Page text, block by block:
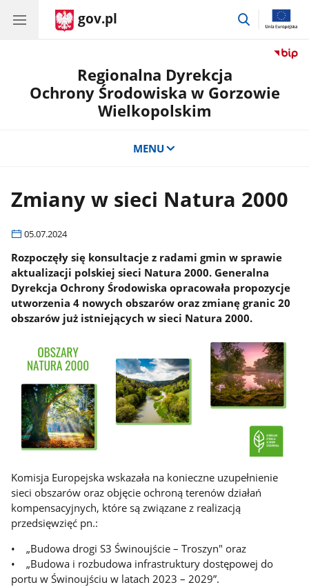
gov.pl
przejdź
Regionalna Dyrekcja
Ochrony Środowiska w Gorzowie
Wielkopolskim
MENU
Zmiany w sieci Natura 2000
05.07.2024
Rozpoczęły się konsultacje z radami gmin w sprawie
aktualizacji polskiej sieci Natura 2000. Generalna
Dyrekcja Ochrony Środowiska opracowała propozycje
utworzenia 4 nowych obszarów oraz zmianę granic 20
obszarów już istniejących w sieci Natura 2000.
Komisja Europejska wskazała na konieczne uzupełnienie
sieci obszarów oraz objęcie ochroną terenów działań
kompensacyjnych, które są związane z realizacją
przedsięwzięć pn.:
• „Budowa drogi S3 Świnoujście – Troszyn" oraz
• „Budowa i rozbudowa infrastruktury dostępowej do
portu w Świnoujściu w latach 2023 – 2029”.